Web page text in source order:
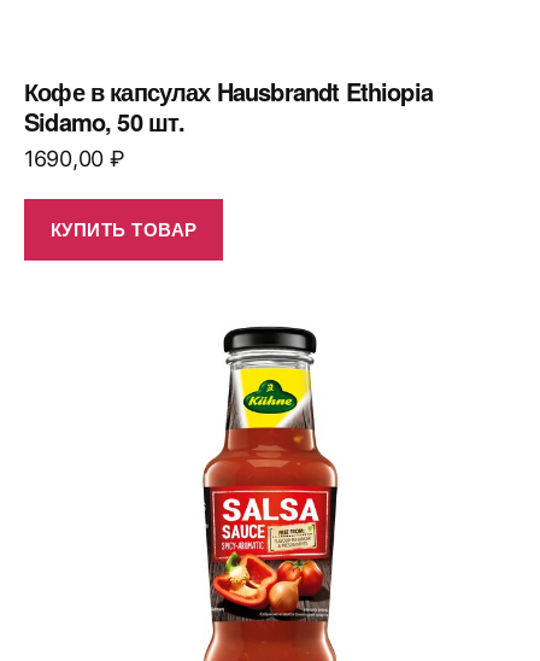
Кофе в капсулах Hausbrandt Ethiopia
Sidamo, 50 шт.
1690,00 ₽
КУПИТЬ ТОВАР